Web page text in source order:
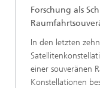
Forschung als
In den letzten
einer souveränen
Konstellationen